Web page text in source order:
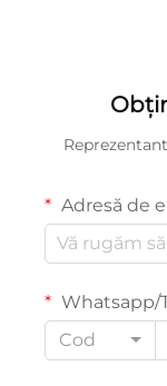
Adresă de
Whatsapp/
Cod